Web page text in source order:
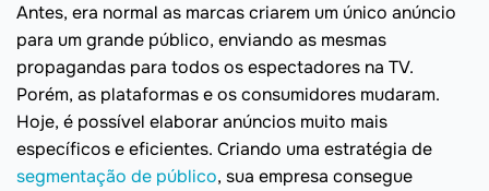
Antes, era normal as marcas criarem um único anúncio
para um grande público, enviando as mesmas
propagandas para todos os espectadores na TV.
Porém, as plataformas e os consumidores mudaram.
Hoje, é possível elaborar anúncios muito mais
específicos e eficientes. Criando uma estratégia de
segmentação de público, sua empresa consegue